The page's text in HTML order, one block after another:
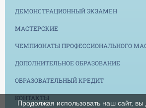
ДЕМОНСТРАЦИОННЫЙ ЭКЗАМЕН
МАСТЕРСКИЕ
ЧЕМПИОНАТЫ ПРОФЕССИОНАЛЬНОГО
ДОПОЛНИТЕЛЬНОЕ ОБРАЗОВАНИЕ
ОБРАЗОВАТЕЛЬНЫЙ КРЕДИТ
КОНТАКТЫ
Продолжая использовать наш сайт, вы